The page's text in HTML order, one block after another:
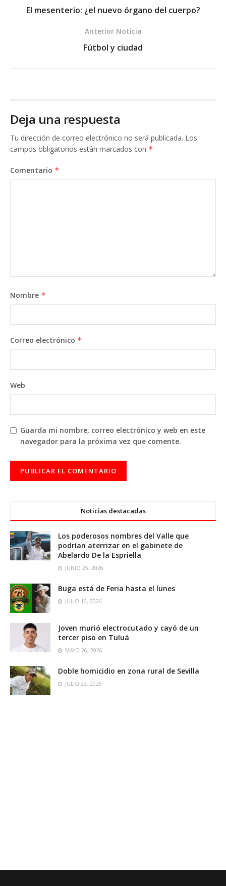
El mesenterio: ¿el nuevo órgano del cuerpo?
Anterior Noticia
Fútbol y ciudad
Deja una respuesta
Tu dirección de correo electrónico no será publicada. Los
campos obligatorios están marcados con *
Comentario *
Nombre *
Correo electrónico *
Web
Guarda mi nombre, correo electrónico y web en este
navegador para la próxima vez que comente.
Noticias destacadas
Los poderosos nombres del Valle que
podrían aterrizar en el gabinete de
Abelardo De la Espriella
JUNIO 25, 2026
Buga está de Feria hasta el lunes
JULIO 16, 2026
Joven murió electrocutado y cayó de un
tercer piso en Tuluá
MAYO 26, 2026
Doble homicidio en zona rural de Sevilla
JULIO 23, 2026